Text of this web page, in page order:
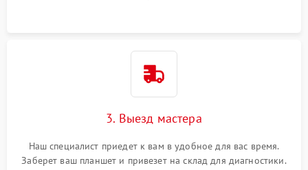
3. Выезд мастера
Наш специалист приедет к вам в удобное для вас время.
Заберет ваш планшет и привезет на склад для диагностики.